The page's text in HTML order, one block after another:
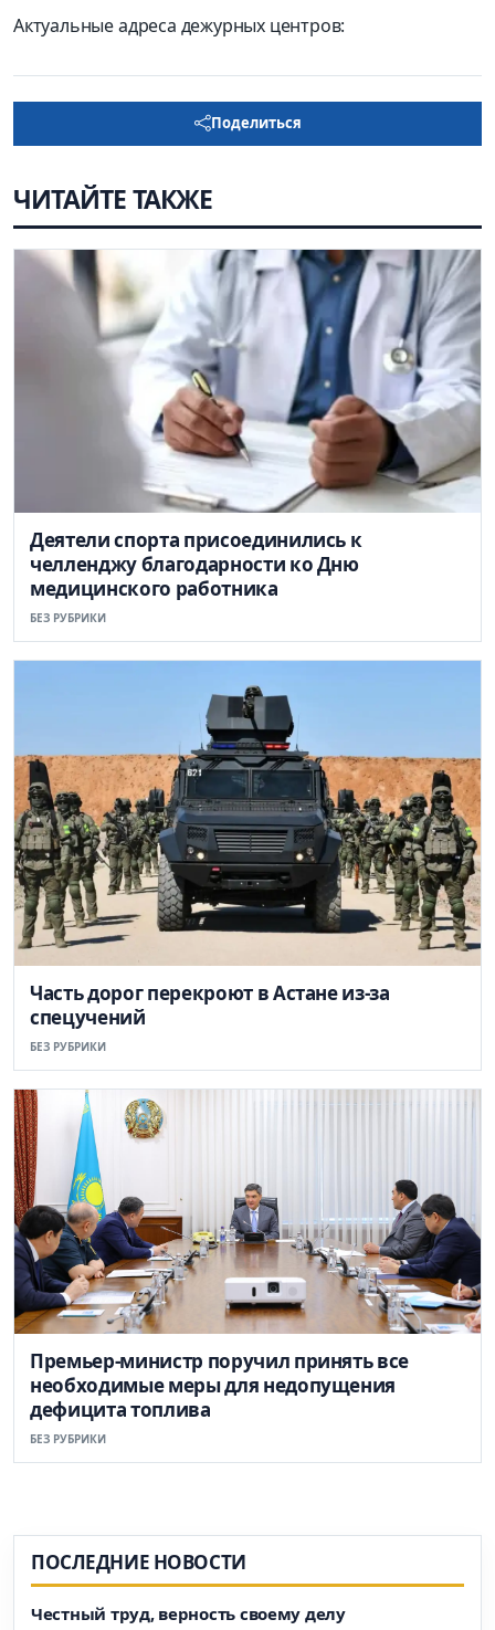
Актуальные адреса дежурных центров:
Поделиться
ЧИТАЙТЕ ТАКЖЕ
Деятели спорта присоединились к
челленджу благодарности ко Дню
медицинского работника
БЕЗ РУБРИКИ
Часть дорог перекроют в Астане из-за
спецучений
БЕЗ РУБРИКИ
Премьер-министр поручил принять все
необходимые меры для недопущения
дефицита топлива
БЕЗ РУБРИКИ
ПОСЛЕДНИЕ НОВОСТИ
Честный труд, верность своему делу